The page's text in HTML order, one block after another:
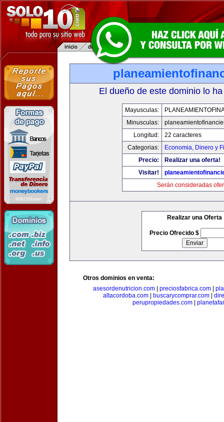
El dueño de este dominio lo
Mayusculas:
Minusculas:
Longitud:
22 caracteres
Categorias:
Economia, Dinero y
Precio:
Realizar una oferta!
Visitar!
Serán consideradas
Realizar una Oferta
Precio Ofrecido $
Otros dominios en venta:
asesordenutricion.com
preciosfabrica.com
altacordoba.com
buscarycomprar.com
perupropiedades.com